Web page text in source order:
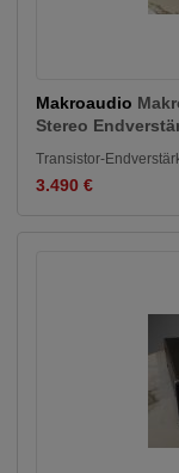
Makroaudio
Stereo
Transistor-
3.490 €